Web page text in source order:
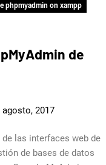
phpmyadmin on xampp
de
agosto, 2017
las interfaces web de
de bases de datos